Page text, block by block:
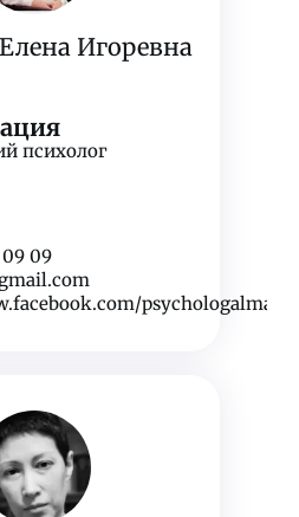
Игоревна
психолог
09 09
psychologalmaty